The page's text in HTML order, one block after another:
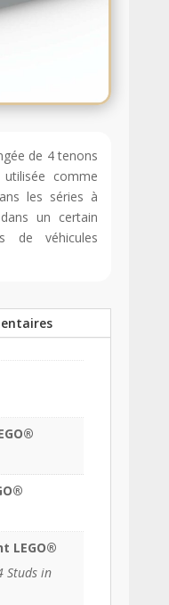
de 4 tenons
comme
les séries à
un certain
de véhicules
LEGO®
Studs in